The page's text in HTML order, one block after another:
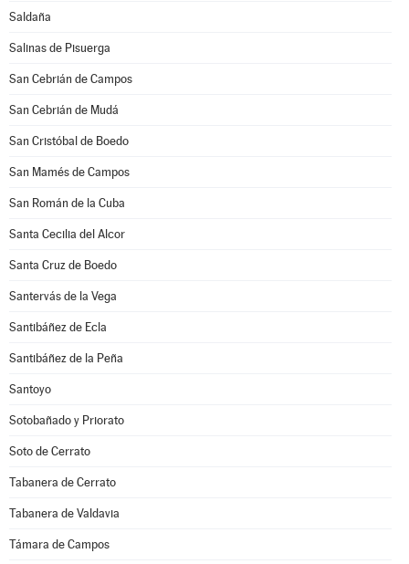
Saldaña
Salinas de Pisuerga
San Cebrián de Campos
San Cebrián de Mudá
San Cristóbal de Boedo
San Mamés de Campos
San Román de la Cuba
Santa Cecilia del Alcor
Santa Cruz de Boedo
Santervás de la Vega
Santibáñez de Ecla
Santibáñez de la Peña
Santoyo
Sotobañado y Priorato
Soto de Cerrato
Tabanera de Cerrato
Tabanera de Valdavia
Támara de Campos